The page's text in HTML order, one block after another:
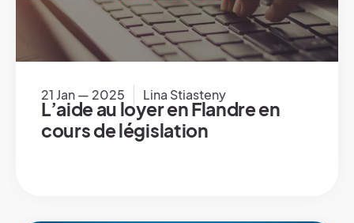
21 Jan — 2025 Lina Stiasteny
L’aide au loyer en Flandre en
cours de législation